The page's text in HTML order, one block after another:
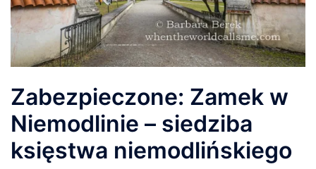
Zabezpieczone: Zamek w
Niemodlinie – siedziba
księstwa niemodlińskiego